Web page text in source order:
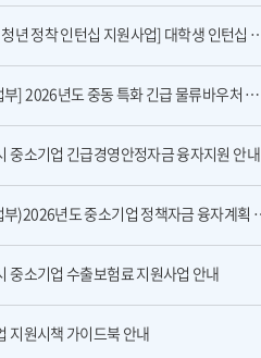
착 인턴십 지원사업] 대학생 인턴십 운영 참여기업 모집
년도 중동 특화 긴급 물류바우처 사업 참여기업 모집
중소기업 긴급경영안정자금 융자지원 안내
년도 중소기업 정책자금 융자계획 공고 안내
중소기업 수출보험료 지원사업 안내
지원시책 가이드북 안내